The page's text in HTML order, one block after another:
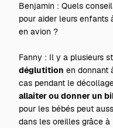
Benjamin : Quels
pour aider leurs enfants
en avion ?
Fanny : Il y a plusieurs
déglutition en donnant
cas pendant le
allaiter ou donner un
pour les bébés peut
dans les oreilles grâce